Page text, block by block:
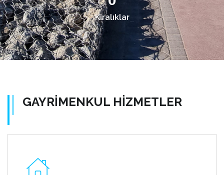
Kiralıklar
GAYRİMENKUL HİZMETLER